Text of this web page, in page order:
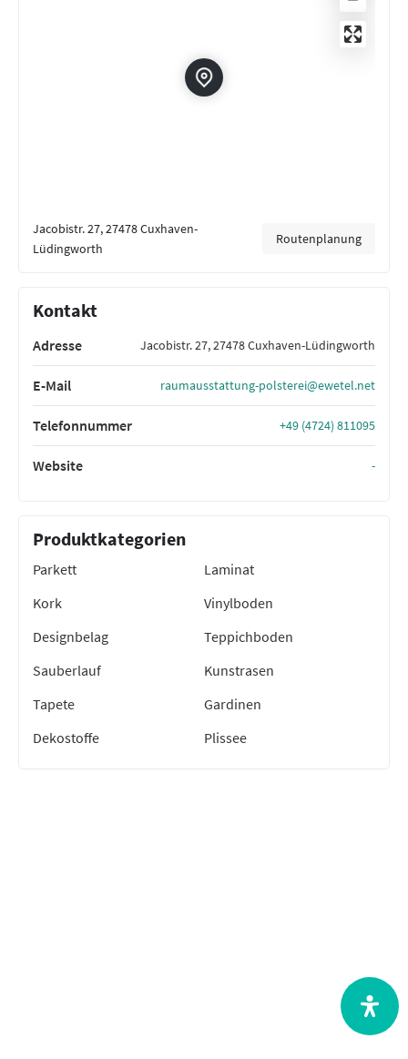
Jacobistr. 27, 27478 Cuxhaven-
Lüdingworth
Routenplanung
Kontakt
Adresse Jacobistr. 27, 27478 Cuxhaven-Lüdingworth
E-Mail raumausstattung-polsterei@ewetel.net
Telefonnummer +49 (4724) 811095
Website -
Produktkategorien
Parkett
Laminat
Kork
Vinylboden
Designbelag
Teppichboden
Sauberlauf
Kunstrasen
Tapete
Gardinen
Dekostoffe
Plissee